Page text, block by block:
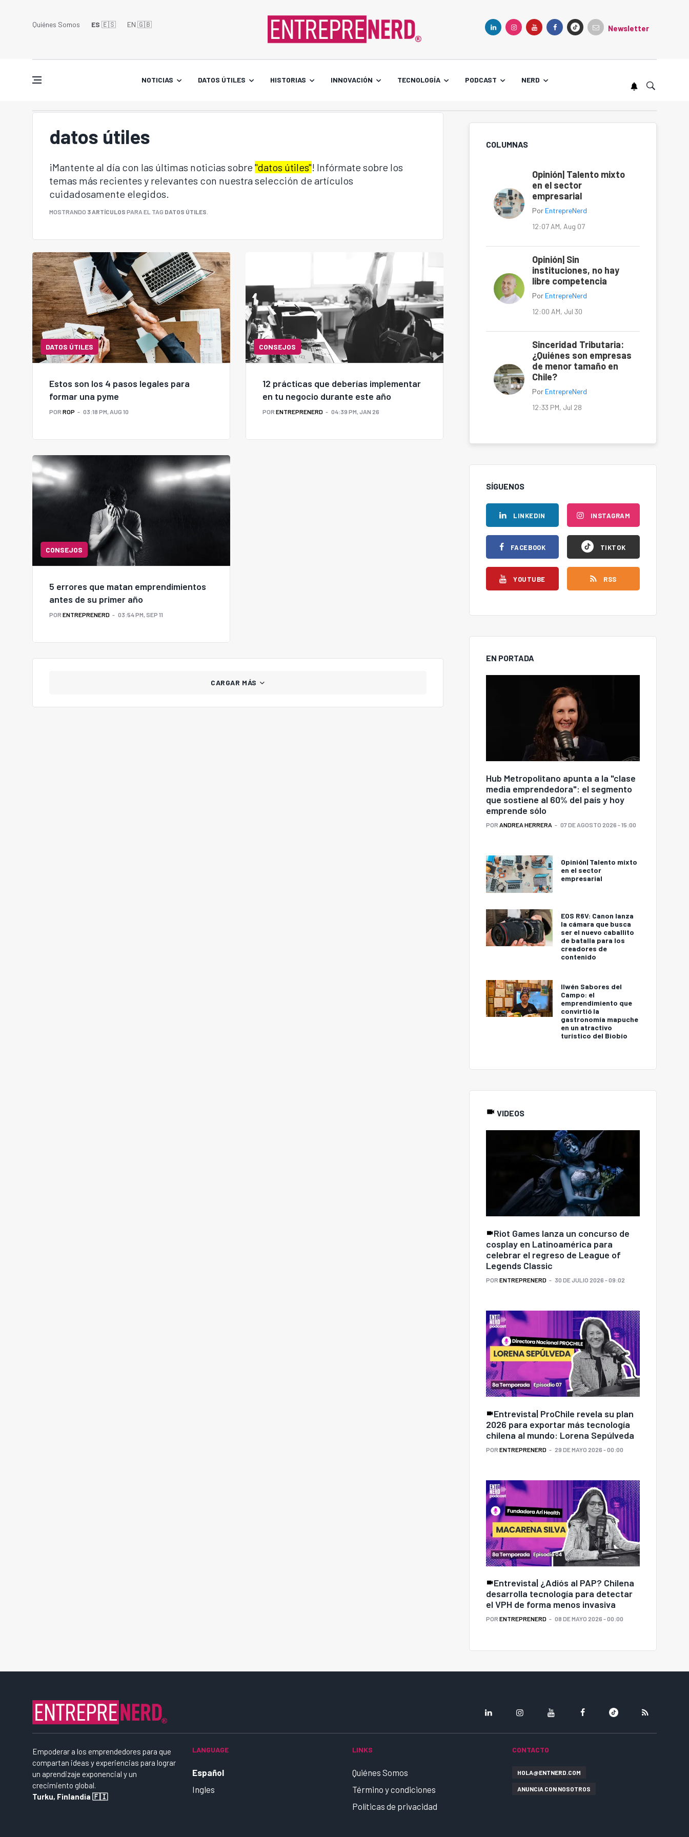
Quiénes Somos ES 🇪🇸 EN 🇬🇧󠁢󠁥󠁮󠁧󠁿 Newsletter
NOTICIAS DATOS ÚTILES HISTORIAS INNOVACIÓN TECNOLOGÍA PODCAST NERD
datos útiles
¡Mantente al día con las últimas noticias sobre "datos útiles"! Infórmate sobre los
temas más recientes y relevantes con nuestra selección de artículos
cuidadosamente elegidos.
MOSTRANDO 3 ARTÍCULOS PARA EL TAG DATOS ÚTILES
DATOS ÚTILES
Estos son los 4 pasos legales para
formar una pyme
POR ROP 03:18 PM, AUG 10
CONSEJOS
12 prácticas que deberías implementar
en tu negocio durante este año
POR ENTREPRENERD 04:39 PM, JAN 26
CONSEJOS
5 errores que matan emprendimientos
antes de su primer año
POR ENTREPRENERD 03:54 PM, SEP 11
CARGAR MÁS
COLUMNAS
Opinión| Talento mixto
en el sector
empresarial
Por EntrepreNerd
12:07 AM, Aug 07
Opinión| Sin
instituciones, no hay
libre competencia
Por EntrepreNerd
12:00 AM, Jul 30
Sinceridad Tributaria:
¿Quiénes son empresas
de menor tamaño en
Chile?
Por EntrepreNerd
12:33 PM, Jul 28
SÍGUENOS
LINKEDIN
FACEBOOK
YOUTUBE
INSTAGRAM
TIKTOK
RSS
EN PORTADA
Hub Metropolitano apunta a la "clase
media emprendedora": el segmento
que sostiene al 60% del país y hoy
emprende sólo
POR ANDREA HERRERA 07 DE AGOSTO 2026 - 15:00
Opinión| Talento mixto
en el sector
empresarial
EOS R6V: Canon lanza
la cámara que busca
ser el nuevo caballito
de batalla para los
creadores de
contenido
Ilwén Sabores del
Campo: el
emprendimiento que
convirtió la
gastronomía mapuche
en un atractivo
turístico del Biobío
VIDEOS
Riot Games lanza un concurso de
cosplay en Latinoamérica para
celebrar el regreso de League of
Legends Classic
POR ENTREPRENERD 30 DE JULIO 2026 - 09:02
Entrevista| ProChile revela su plan
2026 para exportar más tecnología
chilena al mundo: Lorena Sepúlveda
POR ENTREPRENERD 29 DE MAYO 2026 - 00:00
Entrevista| ¿Adiós al PAP? Chilena
desarrolla tecnología para detectar
el VPH de forma menos invasiva
POR ENTREPRENERD 08 DE MAYO 2026 - 00:00
Empoderar a los emprendedores para que
compartan ideas y experiencias para lograr
un aprendizaje exponencial y un
crecimiento global.
Turku, Finlandia 🇫🇮
LANGUAGE
Español
Ingles
LINKS
Quiénes Somos
Término y condiciones
Políticas de privacidad
CONTACTO
HOLA@ENTNERD.COM
ANUNCIA CON NOSOTROS